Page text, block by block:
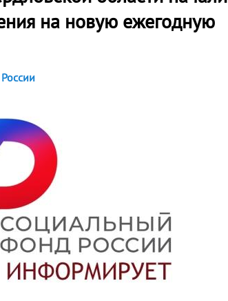
на новую ежегодную